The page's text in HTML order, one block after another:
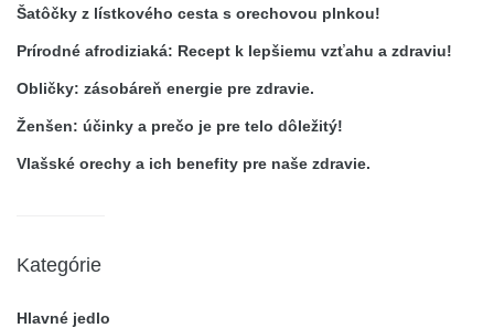
Šatôčky z lístkového cesta s orechovou plnkou!
Prírodné afrodiziaká: Recept k lepšiemu vzťahu a zdraviu!
Obličky: zásobáreň energie pre zdravie.
Ženšen: účinky a prečo je pre telo dôležitý!
Vlašské orechy a ich benefity pre naše zdravie.
Kategórie
Hlavné jedlo